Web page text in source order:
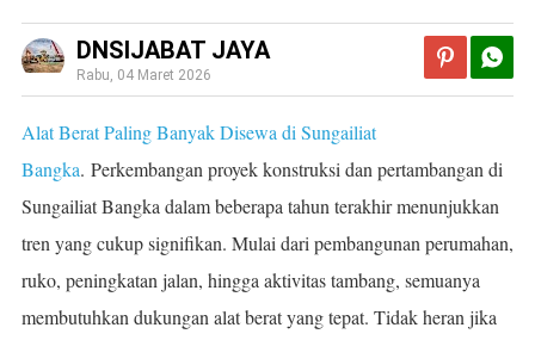
DNSIJABAT JAYA
Rabu, 04 Maret 2026
Alat Berat Paling Banyak Disewa di Sungailiat
Bangka. Perkembangan proyek konstruksi dan pertambangan di
Sungailiat Bangka dalam beberapa tahun terakhir menunjukkan
tren yang cukup signifikan. Mulai dari pembangunan perumahan,
ruko, peningkatan jalan, hingga aktivitas tambang, semuanya
membutuhkan dukungan alat berat yang tepat. Tidak heran jika